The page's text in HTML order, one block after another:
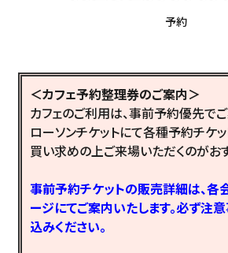
予約
＜カフェ予約整理券のご案内＞
カフェのご利用は、事前予約優先で
ローソンチケットにて各種予約チケ
買い求めの上ご来場いただくのがお
事前予約チケットの販売詳細は、各
ージにてご案内いたします。必ず注
込みください。